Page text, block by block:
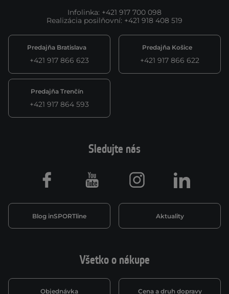
Infolinka: +421 917 700 098
Realizácia posilňovní: +421 918 408 519
Predajňa Bratislava
+421 917 866 623
Predajňa Košice
+421 917 866 622
Predajňa Trenčín
+421 917 864 593
Všetko o nákupe
Objednávka Cena a druh dopravy
Sledujte nás
Blog inSPORTline Aktuality
Facebook Youtube Instagram LinkedIn